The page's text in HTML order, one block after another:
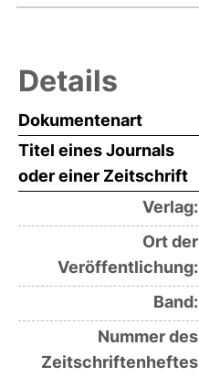
Details
Dokumentenart
Titel eines Journals
oder einer Zeitschrift
Verlag:
Ort der
Veröffentlichung:
Band:
Nummer des
Zeitschriftenheftes